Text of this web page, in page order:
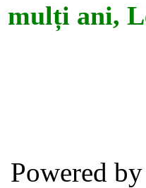
mulți ani,
Powered by